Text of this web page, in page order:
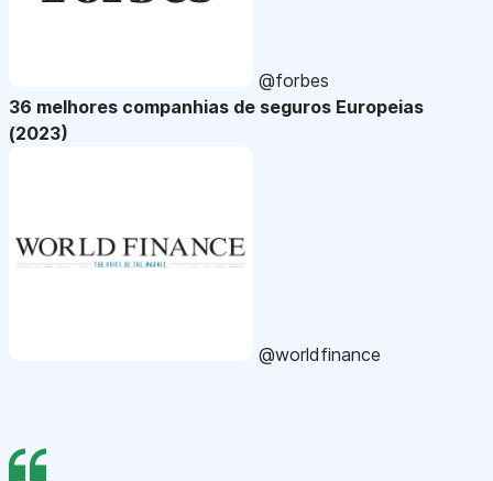
@forbes
36 melhores companhias de seguros Europeias
(2023)
@worldfinance